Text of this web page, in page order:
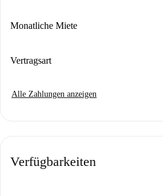
Monatliche Miete
Vertragsart
Alle Zahlungen anzeigen
Verfügbarkeiten